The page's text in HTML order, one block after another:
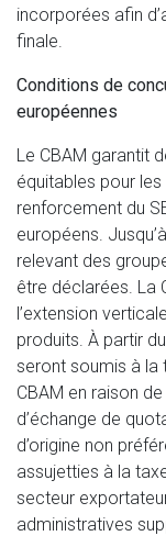
incorporées afin
finale.
Conditions de
européennes
Le CBAM garantit
équitables pour
renforcement du
européens.
relevant des
être déclarées. La
l’extension
produits. À partir
seront soumis à la
CBAM en raison
d’échange de
d’origine non
assujetties à la
secteur
administratives